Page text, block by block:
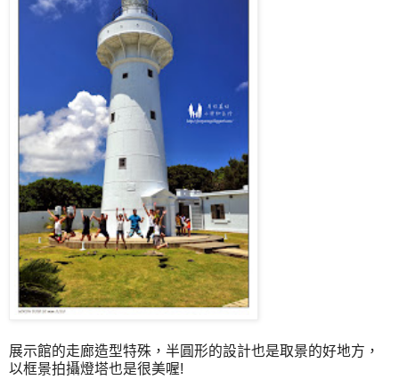
展示館的走廊造型特殊，半圓形的設計也是取景的好地方，
以框景拍攝燈塔也是很美喔!